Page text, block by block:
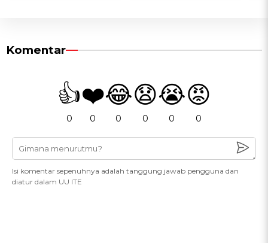
Komentar
👍
0
❤️
0
😂
0
😧
0
😭
0
😡
0
Isi komentar sepenuhnya adalah tanggung jawab pengguna dan
diatur dalam UU ITE